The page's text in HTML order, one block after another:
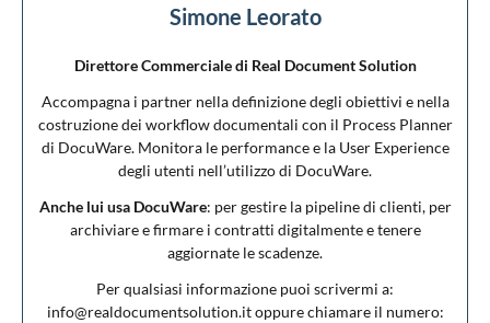
Simone Leorato
Direttore Commerciale di Real Document Solution
Accompagna i partner nella definizione degli obiettivi e nella
costruzione dei workflow documentali con il Process Planner
di DocuWare. Monitora le performance e la User Experience
degli utenti nell’utilizzo di DocuWare.
Anche lui usa DocuWare: per gestire la pipeline di clienti, per
archiviare e firmare i contratti digitalmente e tenere
aggiornate le scadenze.
Per qualsiasi informazione puoi scrivermi a:
info@realdocumentsolution.it oppure chiamare il numero: